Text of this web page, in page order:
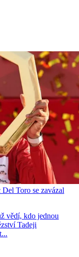
Toro se zavázal
vědí, kdo jednou
Tadeji